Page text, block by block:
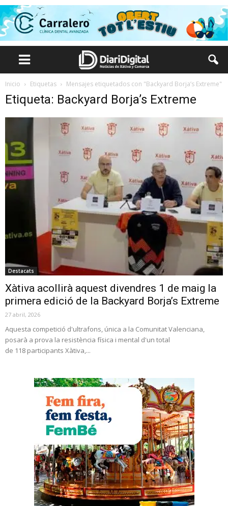
Inicio Etiquetas Mensajes etiquetados con "Backyard Borja’s Extreme"
Etiqueta: Backyard Borja’s Extreme
Destacats
Xàtiva acollirà aquest divendres 1 de maig la
primera edició de la Backyard Borja’s Extreme
27 abril, 2026
Aquesta competició d'ultrafons, única a la Comunitat Valenciana,
posarà a prova la resistència física i mental d'un total
de 118 participants Xàtiva,...